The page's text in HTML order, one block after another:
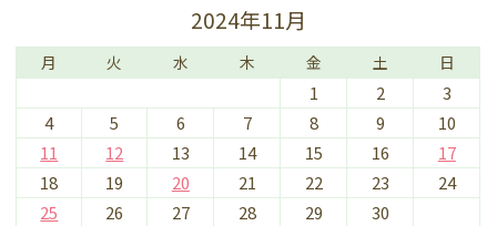
2024年11月
月 火 水 木 金 土 日
1 2
3
4
5 6 7 8 9
10
11
12 13 14 15 16
17
18
19 20 21 22 23
24
25
26 27 28 29 30